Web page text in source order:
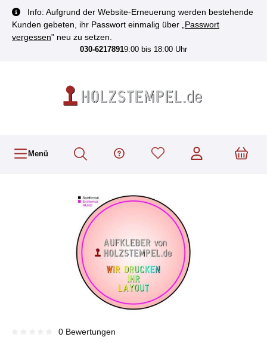
springen
Info: Aufgrund der Website-Erneuerung werden bestehende
Kunden gebeten, ihr Passwort einmalig über „ Passwort
vergessen" neu zu setzen.
030-62178919:00 bis 18:00 Uhr
Menü
0 Bewertungen